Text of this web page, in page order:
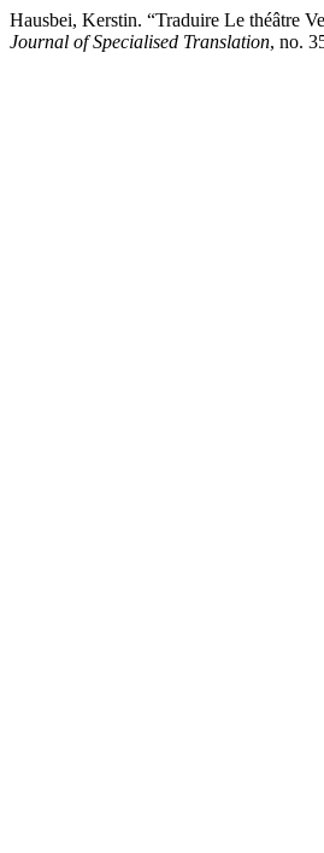
Hausbei, Kerstin. “Traduire Le théâtre
Journal of Specialised Translation, no.